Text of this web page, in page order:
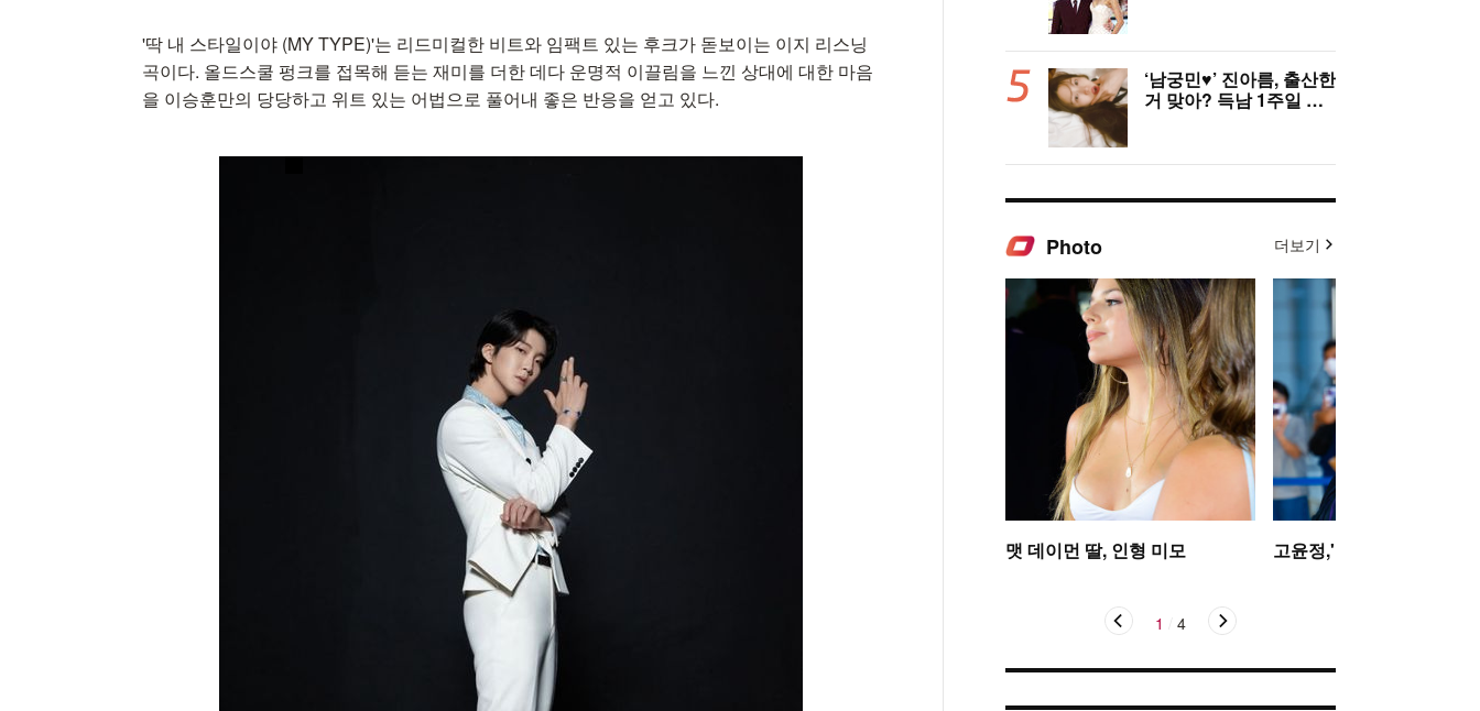
'딱 내 스타일이야 (MY TYPE)'는 리드미컬한 비트와 임팩트 있는 후크가 돋보이는 이지 리스닝
곡이다. 올드스쿨 펑크를 접목해 듣는 재미를 더한 데다 운명적 이끌림을 느낀 상대에 대한 마음
을 이승훈만의 당당하고 위트 있는 어법으로 풀어내 좋은 반응을 얻고 있다.
‘남궁민♥’ 진아름, 출산한
거 맞아? 득남 1주일 만
Photo 더보기
맷 데이먼 딸, 인형 미모 고윤정,'탄성을 자아내는
1 4